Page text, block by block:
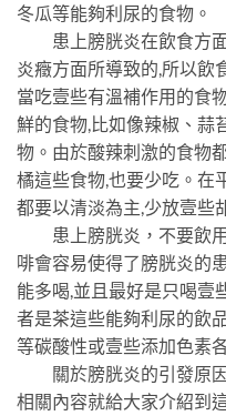
冬瓜等能夠利尿的食物。
患上膀胱炎在飲食方面
炎癥方面所導致的,所以飲
當吃壹些有溫補作用的食
鮮的食物,比如像辣椒、蒜
物。由於酸辣刺激的食物
橘這些食物,也要少吃。在
都要以清淡為主,少放壹些
患上膀胱炎，不要飲用
啡會容易使得了膀胱炎的
能多喝,並且最好是只喝壹
者是茶這些能夠利尿的飲
等碳酸性或壹些添加色素
關於膀胱炎的引發原因
相關內容就給大家介紹到